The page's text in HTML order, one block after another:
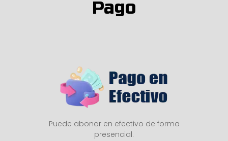
Pago
Puede abonar en efectivo de forma
presencial.